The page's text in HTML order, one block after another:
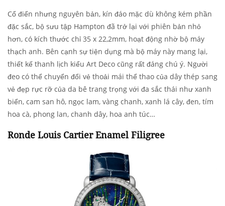
Cổ điển nhưng nguyên bản, kín đáo mặc dù không kém phần
đặc sắc, bộ sưu tập Hampton đã trở lại với phiên bản nhỏ
hơn, có kích thước chỉ 35 x 22,2mm, hoạt động nhờ bộ máy
thạch anh. Bên cạnh sự tiện dụng mà bộ máy này mang lại,
thiết kế thanh lịch kiểu Art Deco cũng rất đáng chú ý. Người
đeo có thể chuyển đổi vẻ thoải mái thể thao của dây thép sang
vẻ đẹp rực rỡ của da bê trang trọng với đa sắc thái như xanh
biển, cam san hô, ngọc lam, vàng chanh, xanh lá cây, đen, tím
hoa cà, phong lan, chanh dây, hoa anh túc…
Ronde Louis Cartier Enamel Filigree